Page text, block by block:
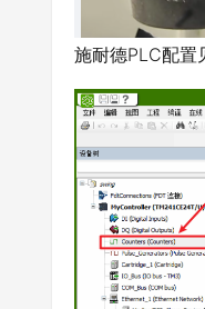
施耐德PLC配置